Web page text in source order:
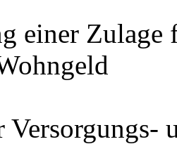
einer
Versorgungs-